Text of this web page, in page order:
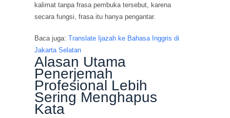
kalimat tanpa frasa pembuka tersebut, karena
secara fungsi, frasa itu hanya pengantar.
Baca juga:Translate Ijazah ke Bahasa Inggris di
Jakarta Selatan
Alasan Utama
Penerjemah
Profesional Lebih
Sering Menghapus
Kata